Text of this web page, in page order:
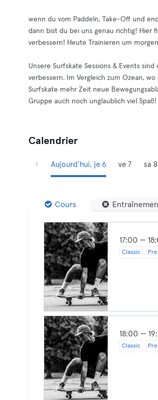
wenn du vom Paddeln, Take-Off und
dann bist du bei uns genau richtig! Hier
verbessern! Heute Trainieren um
Unsere Surfskate Sessions & Events
verbessern. Im Vergleich zum Ozean,
Surfskate mehr Zeit neue
Gruppe auch noch unglaublich viel Spaß!
Calendrier
Aujourd’hui, je 6 ve 7 sa 8
Cours
17:00 —
Classic
18:00 —
Classic